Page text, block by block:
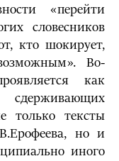
«перейти
словесников
кто шокирует,
Во-
как
только тексты
но и
иного